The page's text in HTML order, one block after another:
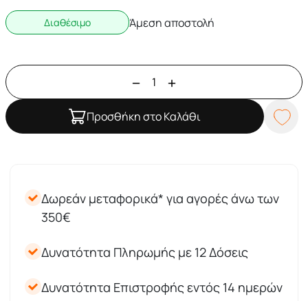
Διαθέσιμο Άμεση αποστολή
Προσθήκη στο Καλάθι
Δωρεάν μεταφορικά* για αγορές άνω των
350€
Δυνατότητα Πληρωμής με 12 Δόσεις
Δυνατότητα Επιστροφής εντός 14 ημερών